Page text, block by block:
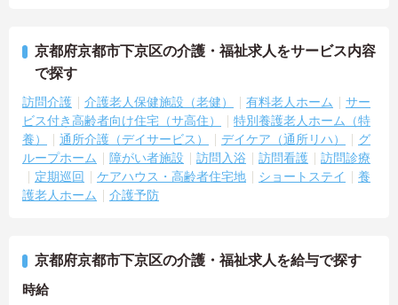
京都府京都市下京区の介護・福祉求人をサービス内容
で探す
訪問介護 介護老人保健施設（老健） 有料老人ホーム
サー
ビス付き高齢者向け住宅（サ高住）
特別養護老人ホーム（特
養）
通所介護（デイサービス） デイケア（通所リハ）
グ
ループホーム
障がい者施設 訪問入浴 訪問看護
訪問診療
定期巡回
ケアハウス・高齢者住宅地 ショートステイ
養
護老人ホーム
介護予防
京都府京都市下京区の介護・福祉求人を給与で探す
時給